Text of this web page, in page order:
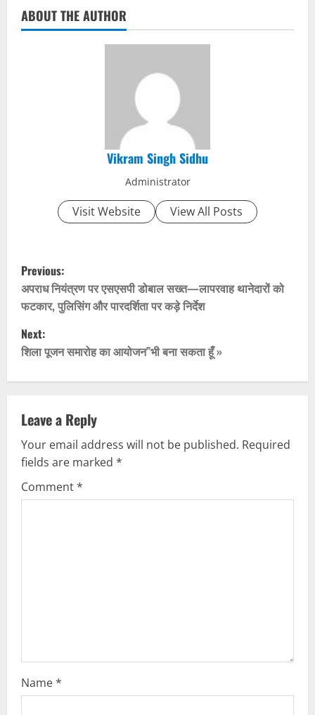
ABOUT THE AUTHOR
Vikram Singh Sidhu
Administrator
Visit Website View All Posts
P
o
s
t
n
a
v
i
g
Previous:
अपराध नियंत्रण पर एसएसपी डोबाल सख्त—लापरवाह थानेदारों को
फटकार, पुलिसिंग और पारदर्शिता पर कड़े निर्देश
Next:
शिला पूजन समारोह का आयोजन”भी बना सकता हूँ »
Leave a Reply
Your email address will not be published. Required
fields are marked *
Comment*
Name*